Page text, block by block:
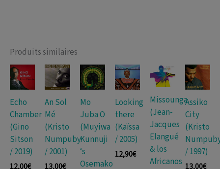
Produits similaires
Echo
Chamber
(Gino
Sitson
/ 2019)
12,00€
An Sol
Mé
(Kristo
Numpuby
/ 2001)
13,00€
Mo
Juba O
(Muyiwa
Kunnuji
‘s
Osemako
Looking
there
(Kaïssa
/ 2005)
12,90€
Missounga
(Jean-
Jacques
Elangué
& los
Africanos
Assiko
City
(Kristo
/ 1997)
13,00€